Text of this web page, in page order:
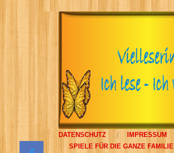
DATENSCHUTZ IMPRESSUM
SPIELE FÜR DIE GANZE FAMILIE